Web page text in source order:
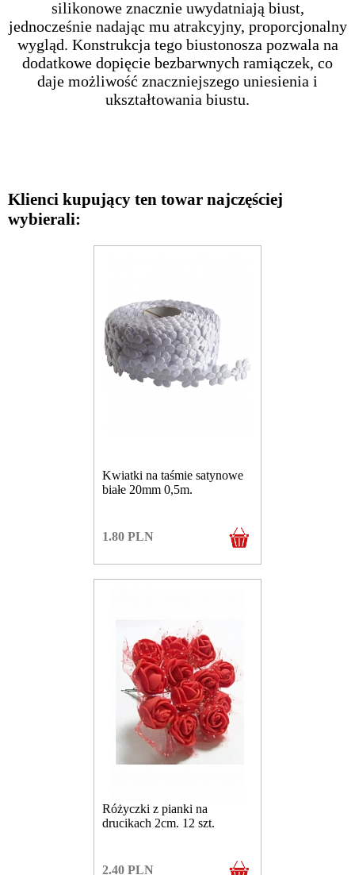
silikonowe znacznie uwydatniają biust,
jednocześnie nadając mu atrakcyjny, proporcjonalny
wygląd. Konstrukcja tego biustonosza pozwala na
dodatkowe dopięcie bezbarwnych ramiączek, co
daje możliwość znaczniejszego uniesienia i
ukształtowania biustu.
Klienci kupujący ten towar najczęściej
wybierali:
Kwiatki na taśmie satynowe
białe 20mm 0,5m.
1.80 PLN
Różyczki z pianki na
drucikach 2cm. 12 szt.
2.40 PLN